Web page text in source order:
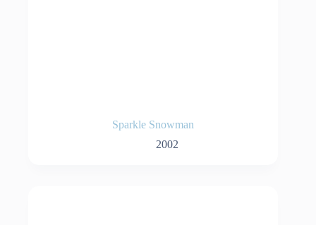
Sparkle Snowman
2002